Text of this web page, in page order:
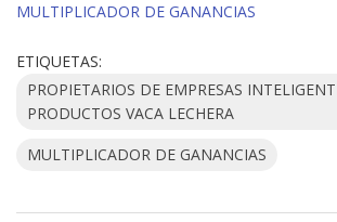
MULTIPLICADOR DE GANANCIAS
ETIQUETAS:
PROPIETARIOS DE EMPRESAS
PRODUCTOS VACA LECHERA
MULTIPLICADOR DE GANANCIAS